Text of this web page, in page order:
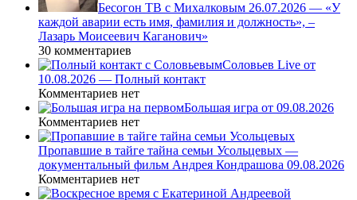
Бесогон ТВ с Михалковым 26.07.2026 — «У
каждой аварии есть имя, фамилия и должность», –
Лазарь Моисеевич Каганович»
30 комментариев
Соловьев Live от
10.08.2026 — Полный контакт
Комментариев нет
Большая игра от 09.08.2026
Комментариев нет
Пропавшие в тайге тайна семьи Усольцевых —
документальный фильм Андрея Кондрашова 09.08.2026
Комментариев нет